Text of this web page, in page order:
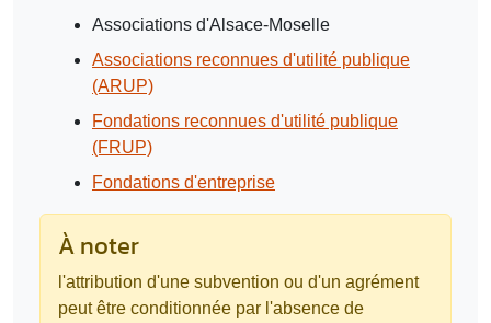
Associations d'Alsace-Moselle
Associations reconnues d'utilité publique
(ARUP)
Fondations reconnues d'utilité publique
(FRUP)
Fondations d'entreprise
À noter
l'attribution d'une subvention ou d'un agrément
peut être conditionnée par l'absence de